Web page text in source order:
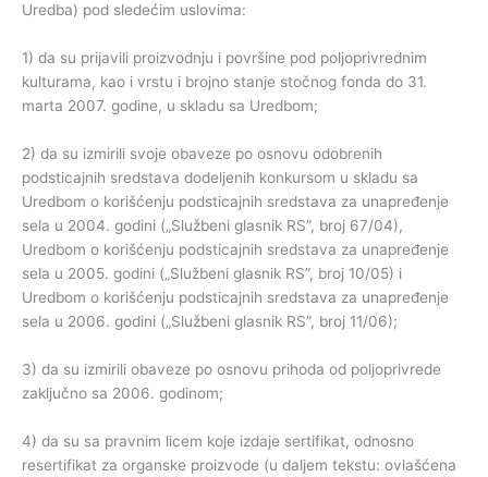
Uredba) pod sledećim uslovima:
1) da su prijavili proizvodnju i površine pod poljoprivrednim
kulturama, kao i vrstu i brojno stanje stočnog fonda do 31.
marta 2007. godine, u skladu sa Uredbom;
2) da su izmirili svoje obaveze po osnovu odobrenih
podsticajnih sredstava dodeljenih konkursom u skladu sa
Uredbom o korišćenju podsticajnih sredstava za unapređenje
sela u 2004. godini („Službeni glasnik RS”, broj 67/04),
Uredbom o korišćenju podsticajnih sredstava za unapređenje
sela u 2005. godini („Službeni glasnik RS”, broj 10/05) i
Uredbom o korišćenju podsticajnih sredstava za unapređenje
sela u 2006. godini („Službeni glasnik RS”, broj 11/06);
3) da su izmirili obaveze po osnovu prihoda od poljoprivrede
zaključno sa 2006. godinom;
4) da su sa pravnim licem koje izdaje sertifikat, odnosno
resertifikat za organske proizvode (u daljem tekstu: ovlašćena